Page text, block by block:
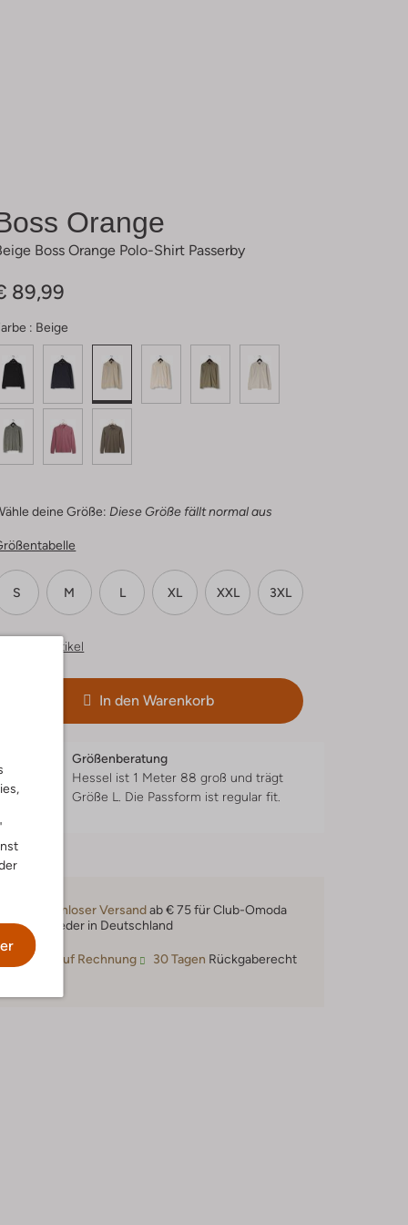
Orange
Boss Orange Polo-Shirt Passerby
89,99
: Beige
deine Größe: Diese Größe fällt normal aus
S M L XL XXL 3XL
Artikel
In den Warenkorb
Größenberatung
Hessel ist 1 Meter 88 groß und trägt
Größe L. Die Passform ist regular fit.
Kostenloser Versandab € 75 für Club-Omoda
Mitglieder in Deutschland
Kauf auf Rechnung 30 Tagen Rückgaberecht